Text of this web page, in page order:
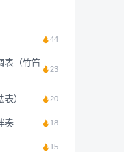
44
表（竹笛
23
） 20
奏 18
15